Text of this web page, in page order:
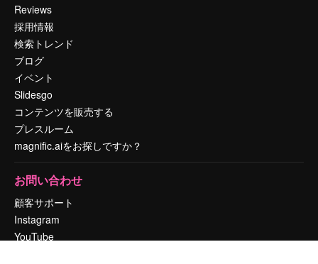
Reviews
採用情報
検索トレンド
ブログ
イベント
Slidesgo
コンテンツを販売する
プレスルーム
magnific.aiをお探しですか？
お問い合わせ
顧客サポート
Instagram
YouTube